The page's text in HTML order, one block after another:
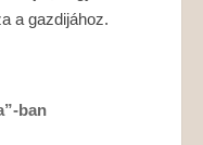
a gazdijához.
ban